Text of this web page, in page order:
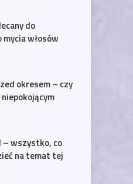
do
włosów
okresem – czy
– wszystko, co
na temat tej